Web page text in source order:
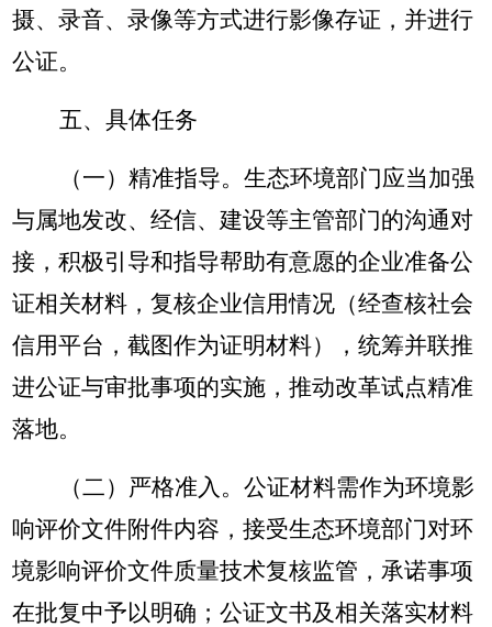
摄、录音、录像等方式进行影像存证，并进行
公证。
五、具体任务
（一）精准指导。生态环境部门应当加强
与属地发改、经信、建设等主管部门的沟通对
接，积极引导和指导帮助有意愿的企业准备公
证相关材料，复核企业信用情况（经查核社会
信用平台，截图作为证明材料），统筹并联推
进公证与审批事项的实施，推动改革试点精准
落地。
（二）严格准入。公证材料需作为环境影
响评价文件附件内容，接受生态环境部门对环
境影响评价文件质量技术复核监管，承诺事项
在批复中予以明确；公证文书及相关落实材料